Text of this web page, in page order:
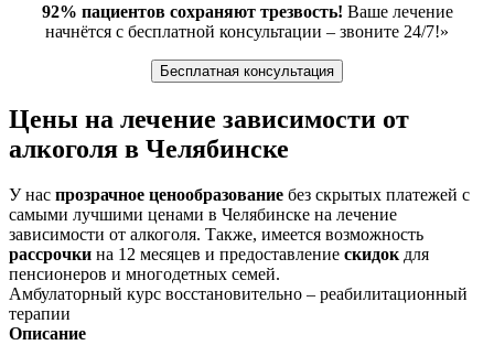
92% пациентов сохраняют трезвость! Ваше лечение
начнётся с бесплатной консультации – звоните 24/7!»
Бесплатная консультация
Цены на лечение зависимости от
алкоголя в Челябинске
У нас прозрачное ценообразование без скрытых платежей с
самыми лучшими ценами в Челябинске на лечение
зависимости от алкоголя. Также, имеется возможность
рассрочки на 12 месяцев и предоставление скидокдля
пенсионеров и многодетных семей.
Амбулаторный курс восстановительно – реабилитационный
терапии
Описание